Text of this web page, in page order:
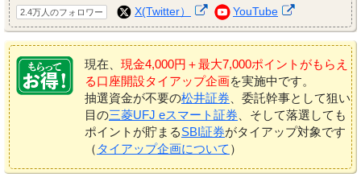
2.4万人のフォロワー X(Twitter） YouTube
現在、 現金4,000円＋最大7,000ポイントがもらえ
る口座開設タイアップ企画を実施中です。
抽選資金が不要の松井証券 、委託幹事として狙い
目の三菱UFJ eスマート証券 、そして落選しても
ポイントが貯まるSBI証券がタイアップ対象です
（ タイアップ企画について ）